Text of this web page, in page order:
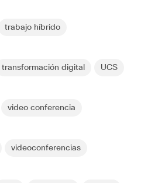
trabajo híbrido
transformación digital UCS
video conferencia
videoconferencias